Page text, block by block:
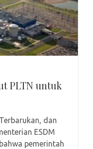
PLTN untuk
dan
ESDM
pemerintah